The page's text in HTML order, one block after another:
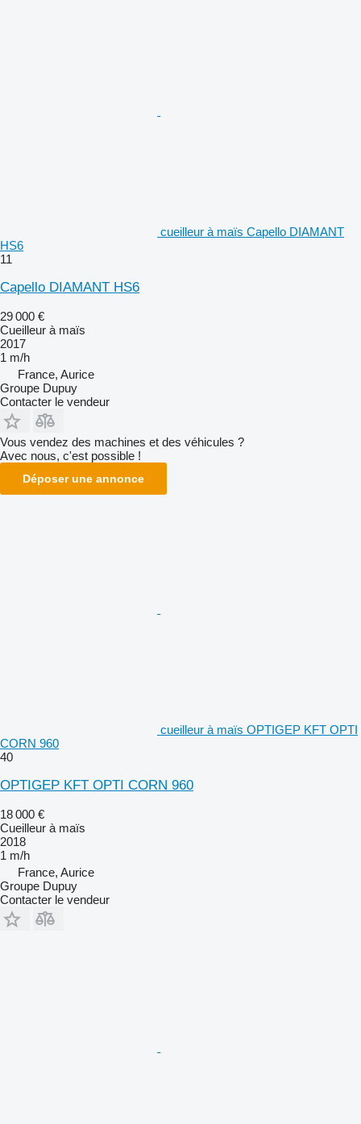
cueilleur à maïs Capello DIAMANT
HS6
11
Capello DIAMANT HS6
29 000 €
Cueilleur à maïs
2017
1 m/h
France, Aurice
Groupe Dupuy
Contacter le vendeur
Vous vendez des machines et des véhicules ?
Avec nous, c'est possible !
Déposer une annonce
cueilleur à maïs OPTIGEP KFT OPTI
CORN 960
40
OPTIGEP KFT OPTI CORN 960
18 000 €
Cueilleur à maïs
2018
1 m/h
France, Aurice
Groupe Dupuy
Contacter le vendeur